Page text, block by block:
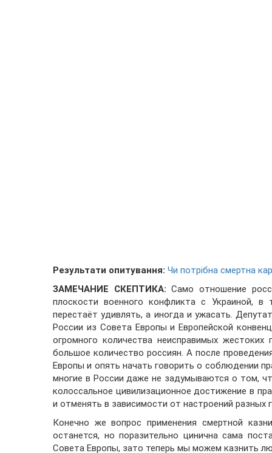
Результати опитування: Чи потрібна смертна
ЗАМЕЧАНИЕ СКЕПТИКА: Само отношение
плоскости военного конфликта с Украиной,
перестаёт удивлять, а иногда и ужасать.
России из Совета Европы и Европейской
огромного количества неисправимых
большое количество россиян. А после
Европы и опять начать говорить о соблюдении
многие в России даже не задумываются о том,
колоссальное цивилизационное достижение в
и отменять в зависимости от настроений разных
Конечно же вопрос применения смертной
останется, но поразительно цинична сама
Совета Европы, зато теперь мы можем казнить